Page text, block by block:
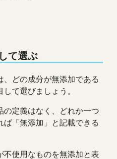
て選ぶ
どの成分が無添加である
て選びましょう。
の定義はなく、どれか一つ
「無添加」と記載できる
使用なものを無添加と表